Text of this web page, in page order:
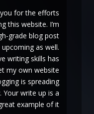
for the efforts
this website. I’m
grade blog post
as well.
writing skills has
my own website
is spreading
Your write up is a
example of it.